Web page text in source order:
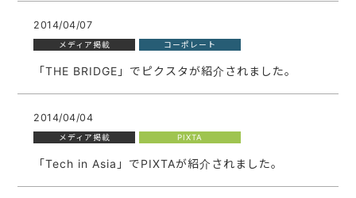
2014/04/07
メディア掲載 コーポレート
「THE BRIDGE」でピクスタが紹介されました。
2014/04/04
メディア掲載 PIXTA
「Tech in Asia」でPIXTAが紹介されました。